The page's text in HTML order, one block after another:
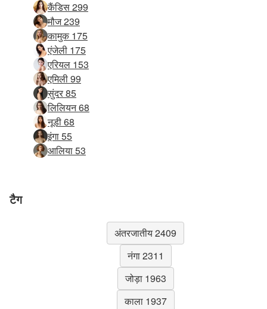
कैंडिस 299
मौज 239
कामुक 175
एंजेली 175
एरियल 153
एमिली 99
सुंदर 85
लिलियन 68
नूडी 68
इंगा 55
आलिया 53
टैग
अंतरजातीय 2409
नंगा 2311
जोड़ा 1963
काला 1937